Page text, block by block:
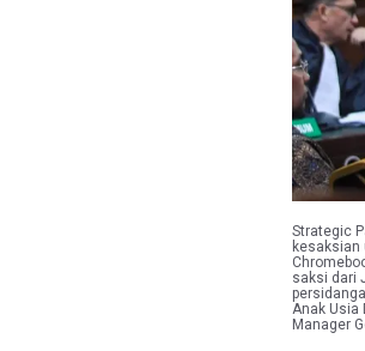
Strategic
kesaksian
saksi dari
Anak Usia
Manager